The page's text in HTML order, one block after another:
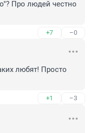
Про людей честно
+7 –0
любят! Просто
+1 –3